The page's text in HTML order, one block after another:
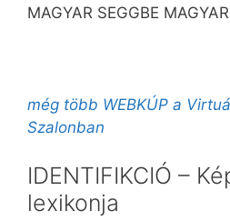
MAGYAR SEGGBE
még több WEBKÚP a
Szalonban
IDENTIFIKCIÓ –
lexikonja